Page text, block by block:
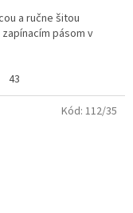
a ručne šitou
pásom v
43
Kód: 112/35